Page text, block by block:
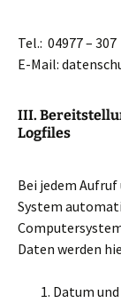
Tel.: 04977 – 307
E-Mail:
III.
Logfiles
Bei jedem
System
Daten werden
Datum